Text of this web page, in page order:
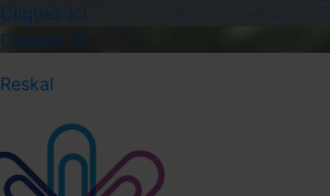
Cliquez ici
Cliquez ici
Reskal